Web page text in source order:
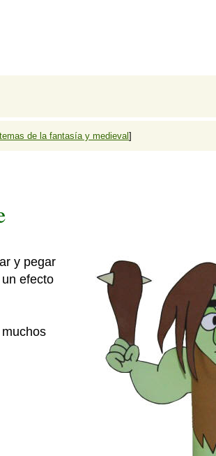
de la fantasía y medieval]
y pegar
efecto